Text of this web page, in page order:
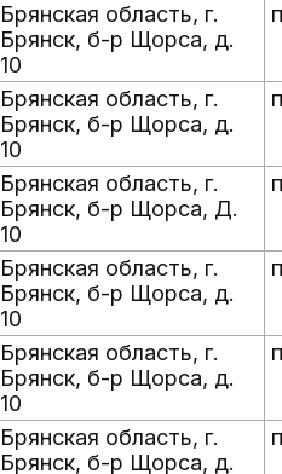
Брянская область, г.
Брянск, б-р Щорса, д.
10
Брянская область, г.
Брянск, б-р Щорса, д.
10
Брянская область, г.
Брянск, б-р Щорса, Д.
10
Брянская область, г.
Брянск, б-р Щорса, д.
10
Брянская область, г.
Брянск, б-р Щорса, д.
10
Брянская область, г.
Брянск, б-р Щорса, д.